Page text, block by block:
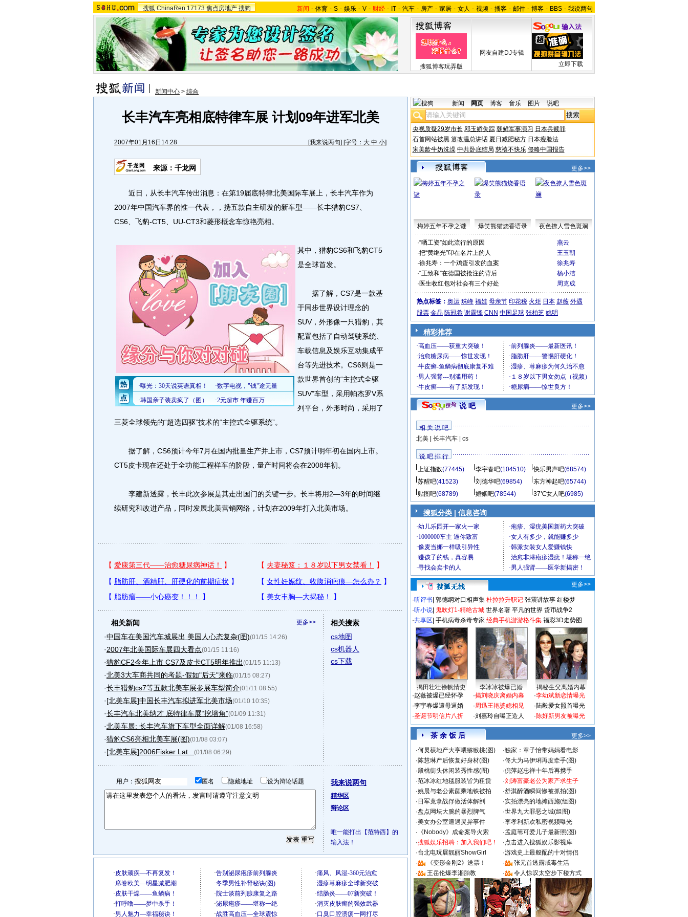
搜狐 ChinaRen 17173 焦点房地产 搜狗 新闻 - 体育 - S - 娱乐 - V - 财经 - IT - 汽车 - 房产 - 家居 - 女人 - 视频 - 播客 - 邮件 - 博客 - BBS - 我说两句
搜狐博客玩弄版
网友自建DJ专辑
立即下载
新闻中心 > 综合
长丰汽车亮相底特律车展 计划09年进军北美
2007年01月16日14:28 [我来说两句] [字号： 大 中 小]
来源：千龙网
近日，从长丰汽车传出消息：在第19届底特律北美国际车展上，长丰汽车作为
2007年中国汽车界的惟一代表，，携五款自主研发的新车型——长丰猎豹CS7、
CS6、飞豹-CT5、UU-CT3和菱形概念车惊艳亮相。
其中，猎豹CS6和飞豹CT5
是全球首发。
据了解，CS7是一款基
于同步世界设计理念的
SUV，外形像一只猎豹，其
配置包括了自动驾驶系统、
车载信息及娱乐互动集成平
台等先进技术。CS6则是一
款世界首创的“主控式全驱
SUV”车型，采用帕杰罗V系
列平台，外形时尚，采用了
三菱全球领先的“超选四驱”技术的“主控式全驱系统”。
据了解，CS6预计今年7月在国内批量生产并上市，CS7预计明年初在国内上市。
CT5皮卡现在还处于全功能工程样车的阶段，量产时间将会在2008年初。
李建新透露，长丰此次参展是其走出国门的关键一步。长丰将用2—3年的时间继
续研究和改进产品，同时发展北美营销网络，计划在2009年打入北美市场。
更多>>
相关新闻
·中国车在美国汽车城展出 美国人心态复杂(图)(01/15 14:26)
·2007年北美国际车展四大看点(01/15 11:16)
·猎豹CF2今年上市 CS7及皮卡CT5明年推出(01/15 11:13)
·北美3大车商共同的考题-假如"后天"来临(01/15 08:27)
·长丰猎豹cs7等五款北美车展参展车型简介(01/11 08:55)
·[北美车展]中国长丰汽车拟进军北美市场(01/10 10:35)
·长丰汽车北美纳才 底特律车展“挖墙角”(01/09 11:31)
·北美车展: 长丰汽车旗下车型全面详解(01/08 16:58)
·猎豹CS6亮相北美车展(图)(01/08 03:07)
·[北美车展]2006Fisker Lat... (01/08 06:29)
相关搜索
cs地图
cs机器人
cs下载
用户： 匿名 隐藏地址 设为辩论话题 我来说两句
精华区
辩论区
唯一能打出【范特西】的
输入法！
新闻 网页 博客 音乐 图片 说吧
央视质疑29岁市长 邓玉娇失踪 朝鲜军事演习 日本兵赎罪
石首网站被黑 篡改温总讲话 夏日减肥秘方 日本瘦脸法
宋美龄牛奶洗澡 中共卧底结局 慈禧不快乐 侵略中国报告
更多>>
梅婷五年不孕之谜 爆笑熊猫烧香语录 夜色撩人雪色斑斓
·“晒工资”如此流行的原因
燕云
·把“黄继光”印在名片上的人
王玉朝
·徐兆寿：一个鸡蛋引发的血案
徐兆寿
·“王致和”在德国被抢注的背后
杨小洁
· 医生收红包对社会有三个好处 周克成
热点标签： 奥运 珠峰 福娃 母亲节 印花税 火炬 日本 赵薇 外遇
股票 金晶 陈冠希 谢霆锋 CNN 中国足球 张柏芝 姚明
精彩推荐
说 吧 更多>>
相 关 说 吧
北美| 长丰汽车| cs
说 吧 排 行
上证指数(77445) 李宇春吧(104510) 快乐男声吧(68574)
苏醒吧(41523) 刘德华吧(69854) 东方神起吧(65744)
贴图吧(68789) 婚姻吧(78544) 37℃女人吧(6985)
搜狐分类 | 信息咨询
更多>>
·听评书 郭德纲对口相声集 杜拉拉升职记 张震讲故事 红楼梦
·听小说 鬼吹灯1-精绝古城 世界名著 平凡的世界 货币战争2
·共享区 手机病毒杀毒专家 经典手机游游格斗集 福彩3D走势图
揭田壮壮徐帆情史 李冰冰被爆已婚
揭秘生父离婚内幕
·赵薇被爆已经怀孕
·李宇春爆遭母逼婚
·圣诞节明信片八折
·揭刘晓庆离婚内幕
·周迅王艳婆媳相见
·刘嘉玲自曝正造人
·李幼斌新恋情曝光
·陆毅爱女照首曝光
·陈好新男友被曝光
茶 余 饭 后
更多>>
·何炅获地产大亨喂猕猴桃(图) ·独家：章子怡带妈妈看电影
·陈慧琳产后恢复好身材(图) ·佟大为马伊琍再度牵手(图)
·殷桃街头休闲装秀性感(图) ·倪萍赵忠祥十年后再携手
·范冰冰红地毯服装皆为租赁 ·刘涛富豪老公为家产求生子
·姚晨与老公素颜乘地铁被拍 ·舒淇醉酒瞬间惨被抓拍(图)
· 日军竟拿战俘做活体解剖 ·实拍漂亮的地摊西施(组图)
·盘点网坛大腕的暴烈脾气 ·世界九大罪恶之城(组图)
·美女办公室遭遇灵异事件 ·李孝利新欢私密视频曝光
· 《Nobody》成命案导火索 ·孟庭苇可爱儿子最新照(图)
·搜狐娱乐招聘：加入我们吧！ ·点击进入搜狐娱乐影视库
·台北电玩展靓丽ShowGirl ·游戏史上最般配的十对情侣
·
《变形金刚2》送票！ ·
张元首透露戒毒生活
·
王岳伦爆李湘胎教 · 令人惊叹太空步下楼方式